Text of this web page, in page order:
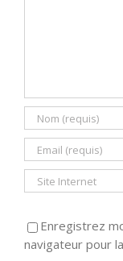
Enregistrez
navigateur pour